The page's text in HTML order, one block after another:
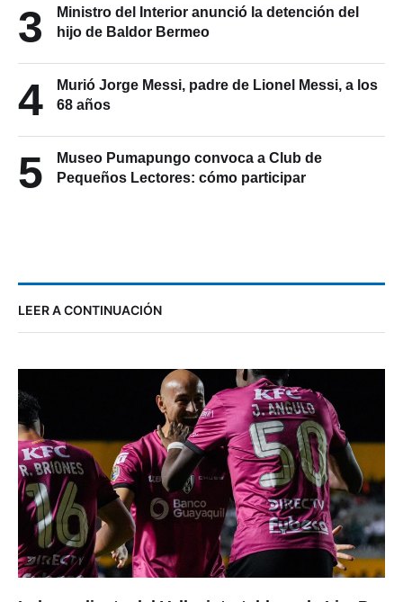
3
Ministro del Interior anunció la detención del
hijo de Baldor Bermeo
4
Murió Jorge Messi, padre de Lionel Messi, a los
68 años
5
Museo Pumapungo convoca a Club de
Pequeños Lectores: cómo participar
LEER A CONTINUACIÓN